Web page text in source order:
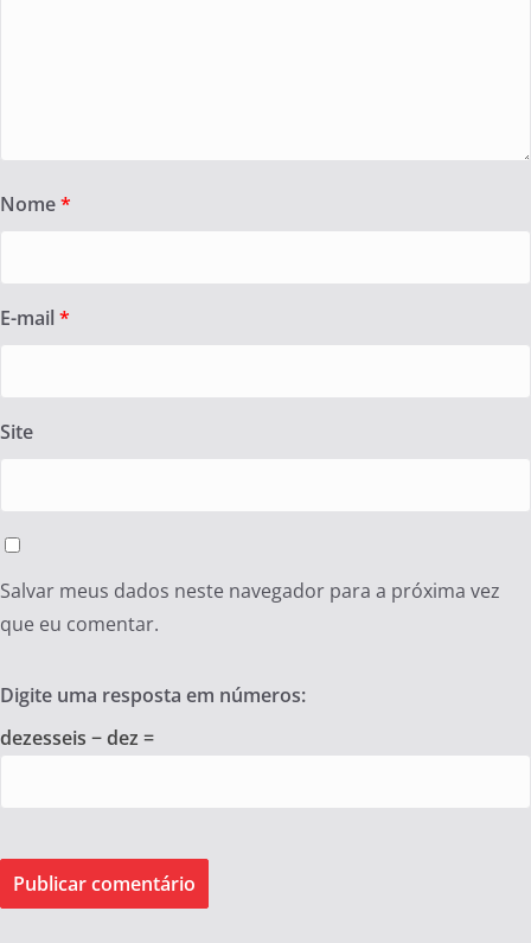
Nome*
E-mail *
Site
Salvar meus dados neste navegador para a próxima vez
que eu comentar.
Digite uma resposta em números:
dezesseis − dez =